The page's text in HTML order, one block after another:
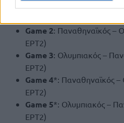
Game 1:Ολυμπιακός–
Game 2: Παναθηναϊκός –
ΕΡΤ2)
Game 3: Ολυμπιακός –
ΕΡΤ2)
Game 4*: Παναθηναϊκός –
ΕΡΤ2)
Game 5*: Ολυμπιακός –
ΕΡΤ2)